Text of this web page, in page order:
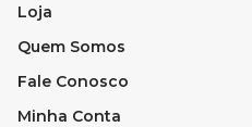
Loja
Quem Somos
Fale Conosco
Minha Conta